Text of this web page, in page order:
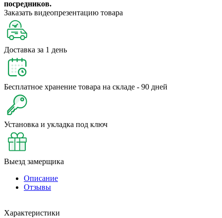
посредников.
Заказать видеопрезентацию товара
Доставка за 1 день
Бесплатное хранение товара на складе - 90 дней
Установка и укладка под ключ
Выезд замерщика
Описание
Отзывы
Характеристики